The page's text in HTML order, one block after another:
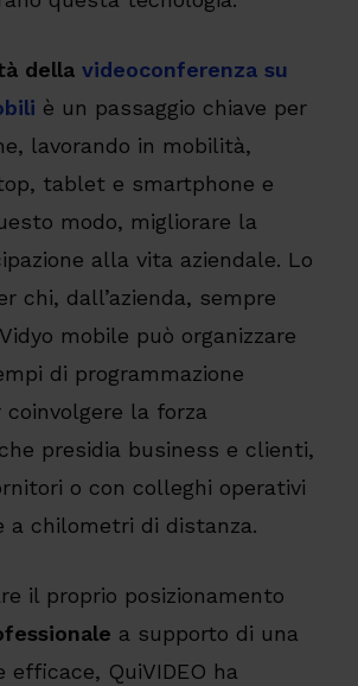
della videoconferenza su
è un passaggio chiave per
lavorando in mobilità,
tablet e smartphone e
modo, migliorare la
alla vita aziendale. Lo
chi, dall’azienda, sempre
mobile può organizzare
di programmazione
coinvolgere la forza
presidia business e clienti,
o con colleghi operativi
a chilometri di distanza.
il proprio posizionamento
a supporto di una
efficace, QuiVIDEO ha